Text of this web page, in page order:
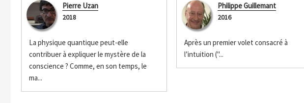
Pierre Uzan
2018
La physique quantique peut-elle
contribuer à expliquer le mystère de la
conscience ? Comme, en son temps, le
ma...
Philippe Guillemant
2016
Après un premier volet consacré à
l’intuition ("...